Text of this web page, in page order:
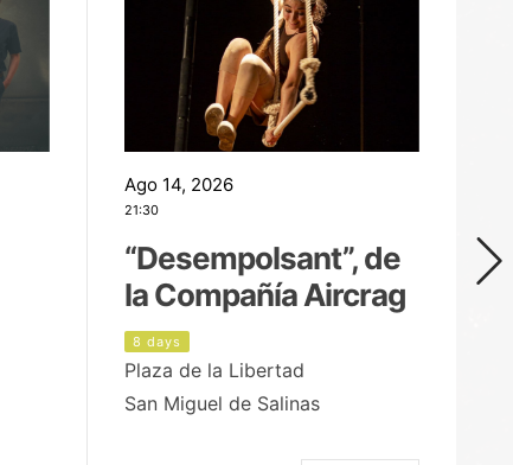
Ago 14, 2026
21:30
“Desempolsant”, de
la Compañía Aircrag
8 days
Plaza de la Libertad
San Miguel de Salinas